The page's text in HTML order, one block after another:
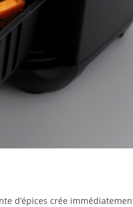
d’épices crée